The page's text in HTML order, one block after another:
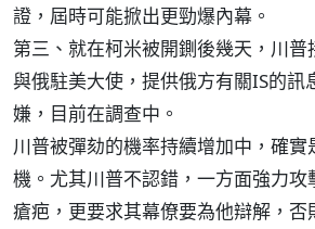
證，屆時可能掀出更勁爆內幕。
第三、就在柯米被開鍘後幾天，川
與俄駐美大使，提供俄方有關IS的訊
嫌，目前在調查中。
川普被彈劾的機率持續增加中，確實
機。尤其川普不認錯，一方面強力攻
瘡疤，更要求其幕僚要為他辯解，否